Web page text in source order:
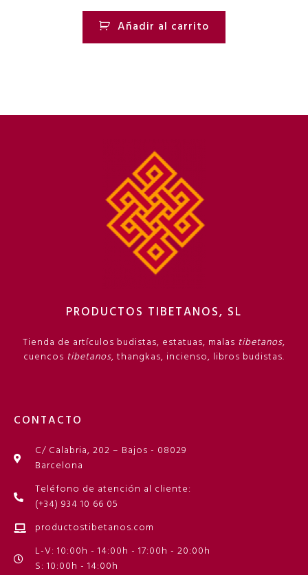
Añadir al carrito
PRODUCTOS TIBETANOS, SL
Tienda de artículos budistas, estatuas, malas tibetanos,
cuencos tibetanos, thangkas, incienso, libros budistas.
CONTACTO
C/ Calabria, 202 – Bajos - 08029
Barcelona
Teléfono de atención al cliente:
(+34) 934 10 66 05
productostibetanos.com
L-V: 10:00h - 14:00h - 17:00h - 20:00h
S: 10:00h - 14:00h